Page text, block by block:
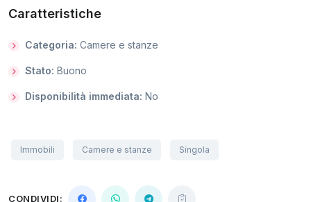
Caratteristiche
Categoria: Camere e stanze
Stato: Buono
Disponibilità immediata: No
Immobili Camere e stanze Singola
CONDIVIDI: